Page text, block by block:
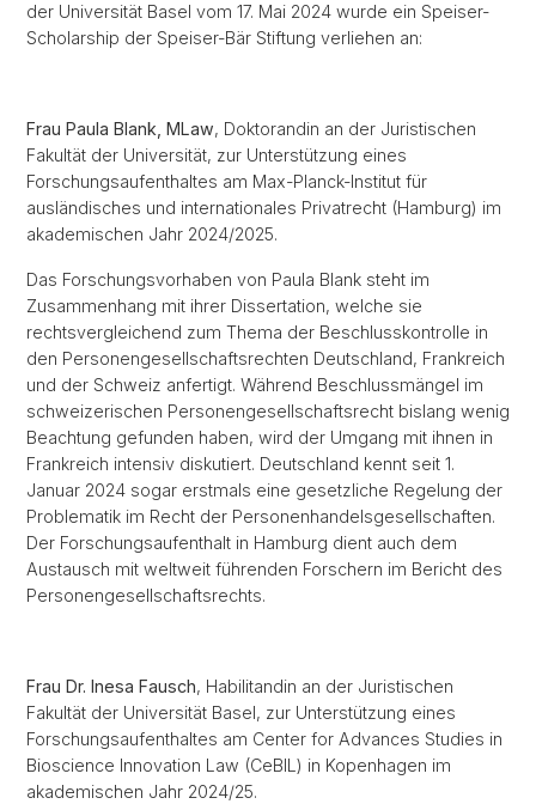
der Universität Basel vom 17. Mai 2024 wurde ein Speiser-
Scholarship der Speiser-Bär Stiftung verliehen an:
Frau Paula Blank, MLaw, Doktorandin an der Juristischen
Fakultät der Universität, zur Unterstützung eines
Forschungsaufenthaltes am Max-Planck-Institut für
ausländisches und internationales Privatrecht (Hamburg) im
akademischen Jahr 2024/2025.
Das Forschungsvorhaben von Paula Blank steht im
Zusammenhang mit ihrer Dissertation, welche sie
rechtsvergleichend zum Thema der Beschlusskontrolle in
den Personengesellschaftsrechten Deutschland, Frankreich
und der Schweiz anfertigt. Während Beschlussmängel im
schweizerischen Personengesellschaftsrecht bislang wenig
Beachtung gefunden haben, wird der Umgang mit ihnen in
Frankreich intensiv diskutiert. Deutschland kennt seit 1.
Januar 2024 sogar erstmals eine gesetzliche Regelung der
Problematik im Recht der Personenhandelsgesellschaften.
Der Forschungsaufenthalt in Hamburg dient auch dem
Austausch mit weltweit führenden Forschern im Bericht des
Personengesellschaftsrechts.
Frau Dr. Inesa Fausch, Habilitandin an der Juristischen
Fakultät der Universität Basel, zur Unterstützung eines
Forschungsaufenthaltes am Center for Advances Studies in
Bioscience Innovation Law (CeBIL) in Kopenhagen im
akademischen Jahr 2024/25.